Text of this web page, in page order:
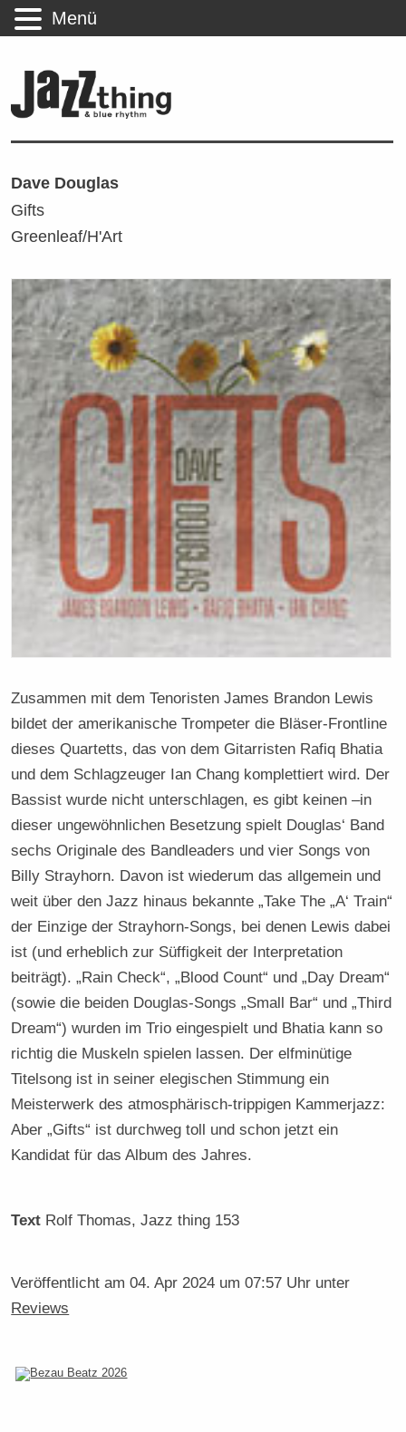
Dave Douglas
Gifts
Greenleaf/H'Art
Zusammen mit dem Tenoristen James Brandon Lewis
bildet der amerikanische Trompeter die Bläser-Frontline
dieses Quartetts, das von dem Gitarristen Rafiq Bhatia
und dem Schlagzeuger Ian Chang komplettiert wird. Der
Bassist wurde nicht unterschlagen, es gibt keinen –in
dieser ungewöhnlichen Besetzung spielt Douglas‘ Band
sechs Originale des Bandleaders und vier Songs von
Billy Strayhorn. Davon ist wiederum das allgemein und
weit über den Jazz hinaus bekannte „Take The „A‘ Train“
der Einzige der Strayhorn-Songs, bei denen Lewis dabei
ist (und erheblich zur Süffigkeit der Interpretation
beiträgt). „Rain Check“, „Blood Count“ und „Day Dream“
(sowie die beiden Douglas-Songs „Small Bar“ und „Third
Dream“) wurden im Trio eingespielt und Bhatia kann so
richtig die Muskeln spielen lassen. Der elfminütige
Titelsong ist in seiner elegischen Stimmung ein
Meisterwerk des atmosphärisch-trippigen Kammerjazz:
Aber „Gifts“ ist durchweg toll und schon jetzt ein
Kandidat für das Album des Jahres.
Text Rolf Thomas, Jazz thing 153
Veröffentlicht am04. Apr 2024 um 07:57 Uhr unter
Reviews
Menü